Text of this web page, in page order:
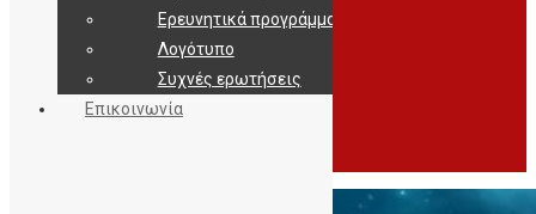
Ερευνητικά προγράμματα
Λογότυπο
Συχνές ερωτήσεις
Επικοινωνία